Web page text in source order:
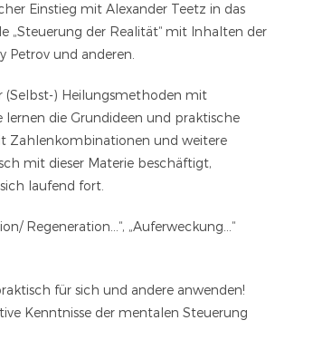
Einstieg mit Alexander Teetz in das
„Steuerung der Realität“ mit Inhalten der
Petrov und anderen.
(Selbst-) Heilungsmethoden mit
lernen die Grundideen und praktische
Zahlenkombinationen und weitere
mit dieser Materie beschäftigt,
laufend fort.
Regeneration…“, „Auferweckung…“
für sich und andere anwenden!
Kenntnisse der mentalen Steuerung